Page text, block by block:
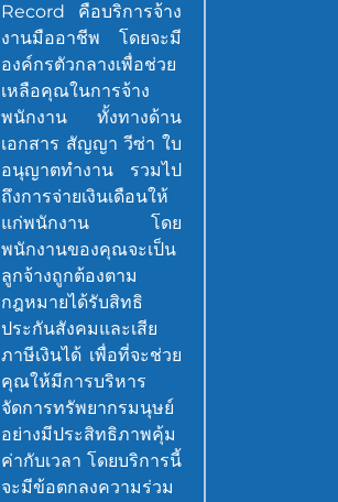
Record คือบริการจ้าง
งานมืออาชีพ โดยจะมี
องค์กรตัวกลางเพื่อช่วย
เหลือคุณในการจ้าง
พนักงาน ทั้งทางด้าน
เอกสาร สัญญา วีซ่า ใบ
อนุญาตทำงาน รวมไป
ถึงการจ่ายเงินเดือนให้
แก่พนักงาน โดย
พนักงานของคุณจะเป็น
ลูกจ้างถูกต้องตาม
กฎหมายได้รับสิทธิ
ประกันสังคมและเสีย
ภาษีเงินได้ เพื่อที่จะช่วย
คุณให้มีการบริหาร
จัดการทรัพยากรมนุษย์
อย่างมีประสิทธิภาพคุ้ม
ค่ากับเวลา โดยบริการนี้
จะมีข้อตกลงความร่วม